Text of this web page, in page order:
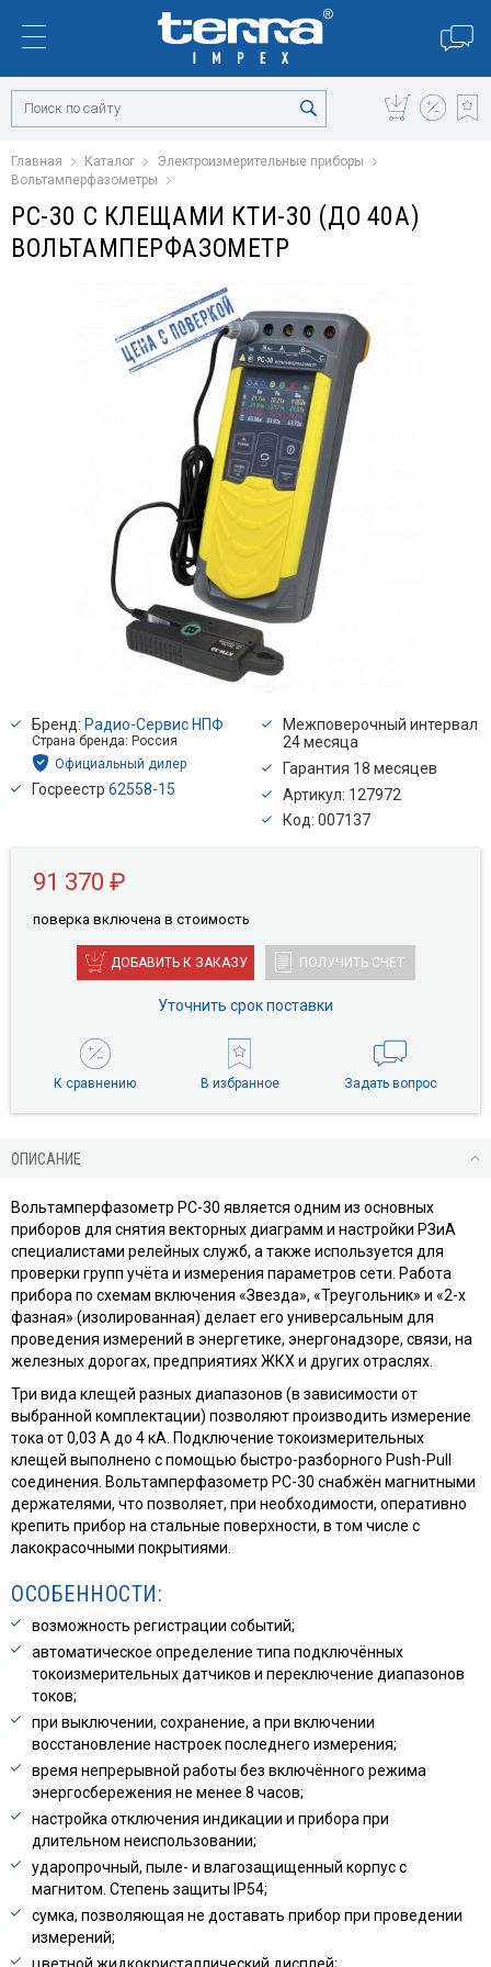
Главная Каталог
Электроизмерительные приборы
Вольтамперфазометры
РС-30 С КЛЕЩАМИ КТИ-30 (ДО 40А)
ВОЛЬТАМПЕРФАЗОМЕТР
Бренд: Радио-Сервис НПФ
Страна бренда: Россия
Официальный дилер
Госреестр 62558-15
Межповерочный интервал
24 месяца
Гарантия 18 месяцев
Артикул: 127972
Код: 007137
91 370 ₽
поверкa включена в стоимость
ДОБАВИТЬ К ЗАКАЗУ ПОЛУЧИТЬ СЧЕТ
Уточнить срок поставки
К сравнению В избранное Задать вопрос
ОПИСАНИЕ
Вольтамперфазометр РС-30 является одним из основных
приборов для снятия векторных диаграмм и настройки РЗиА
специалистами релейных служб, а также используется для
проверки групп учёта и измерения параметров сети. Работа
прибора по схемам включения «Звезда», «Треугольник» и «2-х
фазная» (изолированная) делает его универсальным для
проведения измерений в энергетике, энергонадзоре, связи, на
железных дорогах, предприятиях ЖКХ и других отраслях.
Три вида клещей разных диапазонов (в зависимости от
выбранной комплектации) позволяют производить измерение
тока от 0,03 А до 4 кА. Подключение токоизмерительных
клещей выполнено c помощью быстро-разборного Push-Pull
соединения. Вольтамперфазометр РС-30 снабжён магнитными
держателями, что позволяет, при необходимости, оперативно
крепить прибор на стальные поверхности, в том числе с
лакокрасочными покрытиями.
ОСОБЕННОСТИ:
возможность регистрации событий;
автоматическое определение типа подключённых
токоизмерительных датчиков и переключение диапазонов
токов;
при выключении, сохранение, а при включении
восстановление настроек последнего измерения;
время непрерывной работы без включённого режима
энергосбережения не менее 8 часов;
настройка отключения индикации и прибора при
длительном неиспользовании;
ударопрочный, пыле- и влагозащищенный корпус с
магнитом. Степень защиты IP54;
сумка, позволяющая не доставать прибор при проведении
измерений;
цветной жидкокристаллический дисплей;